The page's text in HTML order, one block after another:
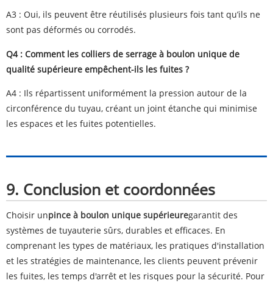
A3 : Oui, ils peuvent être réutilisés plusieurs fois tant qu’ils ne
sont pas déformés ou corrodés.
Q4 : Comment les colliers de serrage à boulon unique de
qualité supérieure empêchent-ils les fuites ?
A4 : Ils répartissent uniformément la pression autour de la
circonférence du tuyau, créant un joint étanche qui minimise
les espaces et les fuites potentielles.
9. Conclusion et coordonnées
Choisir unpince à boulon unique supérieuregarantit des
systèmes de tuyauterie sûrs, durables et efficaces. En
comprenant les types de matériaux, les pratiques d'installation
et les stratégies de maintenance, les clients peuvent prévenir
les fuites, les temps d'arrêt et les risques pour la sécurité. Pour